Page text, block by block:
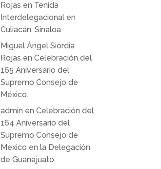
Rojas en Tenida
Interdelegacional en
Culiacán, Sinaloa
Miguel Ángel Siordia
Rojas enCelebración del
165 Aniversario del
Supremo Consejo de
México.
admin enCelebración del
164 Aniversario del
Supremo Consejo de
Mexico en la Delegación
de Guanajuato.